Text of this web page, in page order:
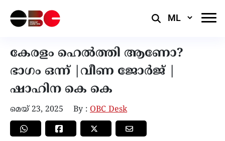
Select
കേരളം ഹെൽത്തി ആണോ?
ഭാഗം ഒന്ന് |വീണ ജോർജ് |
ഷാഹിന കെ കെ
മെയ്‌ 23, 2025 By : OBC Desk